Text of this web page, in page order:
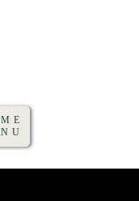
ME
NU